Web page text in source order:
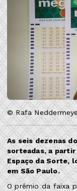
© Rafa
As seis dezenas
sorteadas, a
Espaço da Sorte,
em São Paulo.
O prêmio da faixa